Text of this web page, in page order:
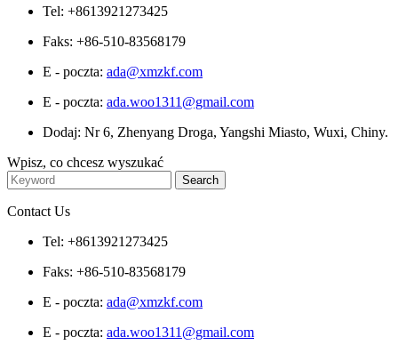
Tel: +8613921273425
Faks: +86-510-83568179
E - poczta: ada@xmzkf.com
E - poczta: ada.woo1311@gmail.com
Dodaj: Nr 6, Zhenyang Droga, Yangshi Miasto, Wuxi, Chiny.
Wpisz, co chcesz wyszukać
Contact Us
Tel: +8613921273425
Faks: +86-510-83568179
E - poczta: ada@xmzkf.com
E - poczta: ada.woo1311@gmail.com